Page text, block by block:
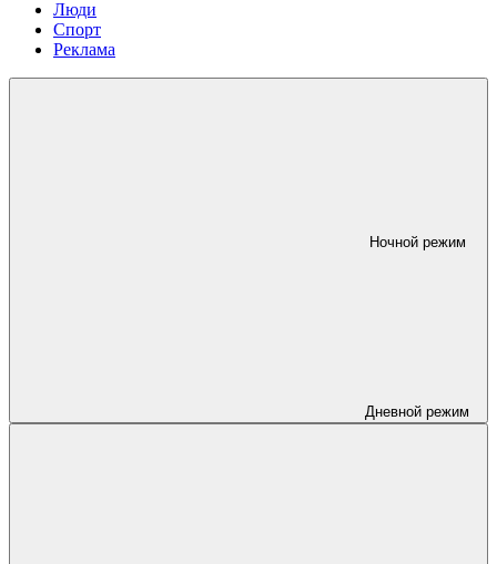
Люди
Спорт
Реклама
Ночной режим
Дневной режим